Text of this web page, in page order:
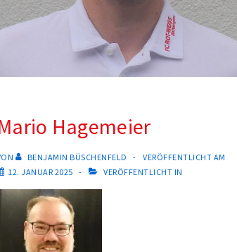
Hagemeier
BENJAMIN BÜSCHENFELD
VERÖFFENTLICHT AM
12. JANUAR 2025
VERÖFFENTLICHT IN